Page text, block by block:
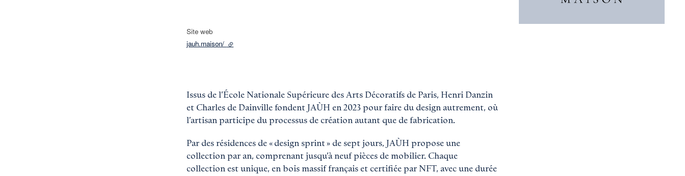
Site web
jauh.maison/ - lien externe
Issus de l’École Nationale Supérieure des Arts Décoratifs de Paris, Henri Danzin
et Charles de Dainville fondent JAÙH en 2023 pour faire du design autrement, où
l’artisan participe du processus de création autant que de fabrication.
Par des résidences de « design sprint » de sept jours, JAÙH propose une
collection par an, comprenant jusqu’à neuf pièces de mobilier. Chaque
collection est unique, en bois massif français et certifiée par NFT, avec une durée